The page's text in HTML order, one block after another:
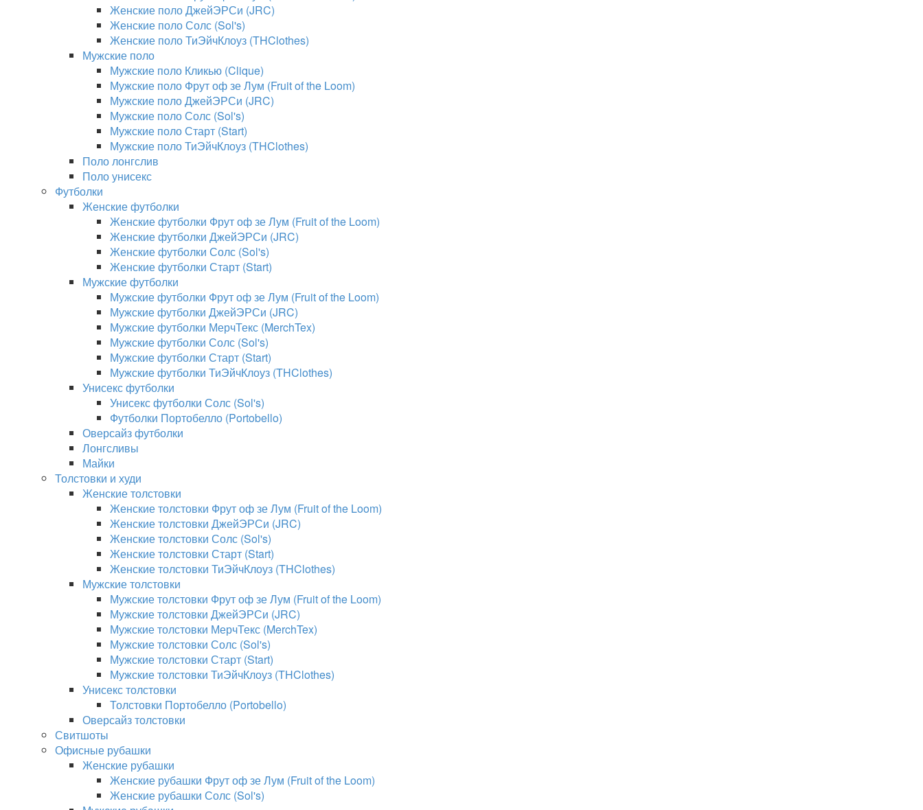
Женские поло ДжейЭРСи (JRC)
Женские поло Солс (Sol's)
Женские поло ТиЭйчКлоуз (THClothes)
Мужские поло
Мужские поло Кликью (Clique)
Мужские поло Фрут оф зе Лум (Fruit of the Loom)
Мужские поло ДжейЭРСи (JRC)
Мужские поло Солс (Sol's)
Мужские поло Старт (Start)
Мужские поло ТиЭйчКлоуз (THClothes)
Поло лонгслив
Поло унисекс
Футболки
Женские футболки
Женские футболки Фрут оф зе Лум (Fruit of the Loom)
Женские футболки ДжейЭРСи (JRC)
Женские футболки Солс (Sol's)
Женские футболки Старт (Start)
Мужские футболки
Мужские футболки Фрут оф зе Лум (Fruit of the Loom)
Мужские футболки ДжейЭРСи (JRC)
Мужские футболки МерчТекс (MerchTex)
Мужские футболки Солс (Sol's)
Мужские футболки Старт (Start)
Мужские футболки ТиЭйчКлоуз (THClothes)
Унисекс футболки
Унисекс футболки Солс (Sol's)
Футболки Портобелло (Portobello)
Оверсайз футболки
Лонгсливы
Майки
Толстовки и худи
Женские толстовки
Женские толстовки Фрут оф зе Лум (Fruit of the Loom)
Женские толстовки ДжейЭРСи (JRC)
Женские толстовки Солс (Sol's)
Женские толстовки Старт (Start)
Женские толстовки ТиЭйчКлоуз (THClothes)
Мужские толстовки
Мужские толстовки Фрут оф зе Лум (Fruit of the Loom)
Мужские толстовки ДжейЭРСи (JRC)
Мужские толстовки МерчТекс (MerchTex)
Мужские толстовки Солс (Sol's)
Мужские толстовки Старт (Start)
Мужские толстовки ТиЭйчКлоуз (THClothes)
Унисекс толстовки
Толстовки Портобелло (Portobello)
Оверсайз толстовки
Свитшоты
Офисные рубашки
Женские рубашки
Женские рубашки Фрут оф зе Лум (Fruit of the Loom)
Женские рубашки Солс (Sol's)